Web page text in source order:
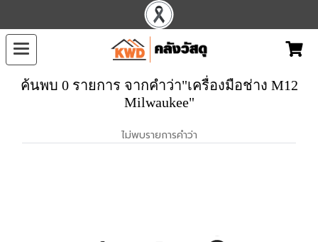
ค้นพบ 0 รายการ จากคำว่า"เครื่องมือช่าง M12
Milwaukee"
ไม่พบรายการคำว่า